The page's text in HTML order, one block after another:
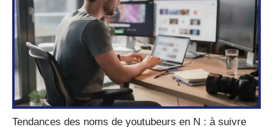
Tendances des noms de youtubeurs en N : à suivre